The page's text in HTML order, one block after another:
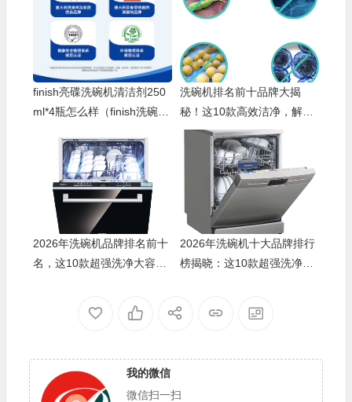
finish亮碟洗碗机清洁剂250
ml*4瓶怎么样（finish洗碗机
洗碗机排名前十品牌大揭
秘！这10款高效洁净，解放
双手就选它们！
2026年洗碗机品牌排名前十
名，这10款超强洗净大容
2026年洗碗机十大品牌排行
榜揭晓：这10款超强洗净，
我的微信
微信扫一扫
🧧
🧧
💰